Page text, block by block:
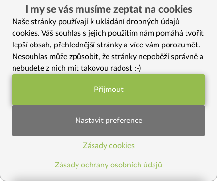
KLÍČKY A VÝHONKY 73 29
Klíčíme semínka ředkvičky
který si můžete připravit doma snadno a levně. Obsahují
velké množství železa a vitamínu A, podpor...
Načíst další
I my se vás musíme zeptat na cookies
Naše stránky používají k ukládání drobných údajů
cookies. Váš souhlas s jejich použitím nám pomáhá tvořit
lepší obsah, přehlednější stránky a více vám porozumět.
Nesouhlas může způsobit, že stránky nepoběží správně a
nebudete z nich mít takovou radost :-)
Funkční nastavení potřebujeme (vždy
Statistiky pro lepší obsah
Přijmout
Nastavit preference
Zásady cookies
Zásady ochrany osobních údajů